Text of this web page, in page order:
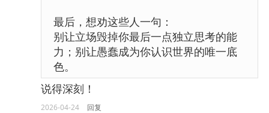
最后，想劝这些人一句：
别让立场毁掉你最后一点独立思考的能
力；别让愚蠢成为你认识世界的唯一底
色。
说得深刻！
2026-04-24 回复